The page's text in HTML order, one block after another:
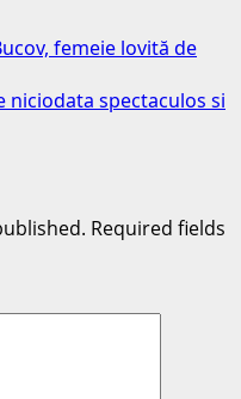
femeie lovită de
niciodata spectaculos si
Required fields